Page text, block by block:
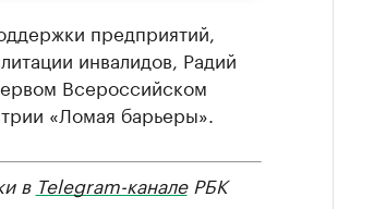
предприятий,
инвалидов, Радий
Всероссийском
«Ломая барьеры».
в Telegram-каналеРБК